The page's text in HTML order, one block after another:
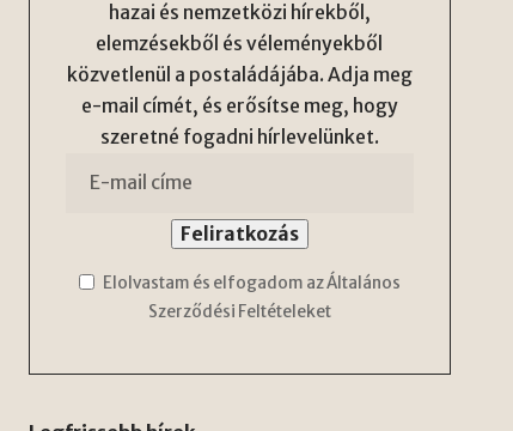
hazai és nemzetközi hírekből,
elemzésekből és véleményekből
közvetlenül a postaládájába. Adja meg
e-mail címét, és erősítse meg, hogy
szeretné fogadni hírlevelünket.
Elolvastam és elfogadom az Általános
Szerződési Feltételeket